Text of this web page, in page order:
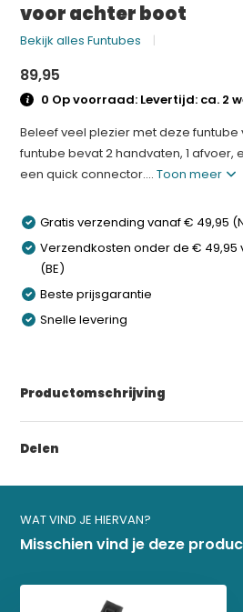
voor achter boot
Bekijk alles Funtubes
89,95
0 Op voorraad: Levertijd: ca. 2
Beleef veel plezier met deze funtube
funtube bevat 2 handvaten, 1 afvoer,
een quick connector....Toon meer
Gratis verzending vanaf € 49,95
Verzendkosten onder de € 49,95
(BE)
Beste prijsgarantie
Snelle levering
Productomschrijving
Delen
WAT VIND JE HIERVAN?
Misschien vind je deze